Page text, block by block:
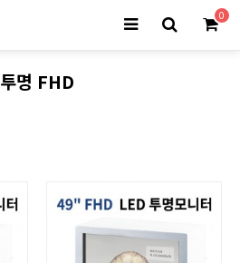
0
투명 FHD